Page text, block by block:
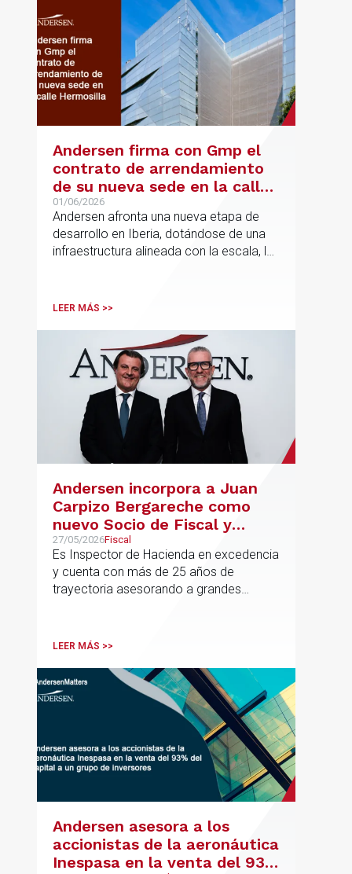
Andersen firma con Gmp el
contrato de arrendamiento
de su nueva sede en la calle
Hermosilla
01/06/2026
Andersen afronta una nueva etapa de
desarrollo en Iberia, dotándose de una
infraestructura alineada con la escala, la
LEER MÁS >>
Andersen incorpora a Juan
Carpizo Bergareche como
nuevo Socio de Fiscal y
responsable de la práctica
ibérica de Fiscalidad Local
27/05/2026Fiscal
Es Inspector de Hacienda en excedencia
y cuenta con más de 25 años de
trayectoria asesorando a grandes
principalmente en los sectores
medioambiental
LEER MÁS >>
Andersen asesora a los
accionistas de la aeronáutica
Inespasa en la venta del 93%